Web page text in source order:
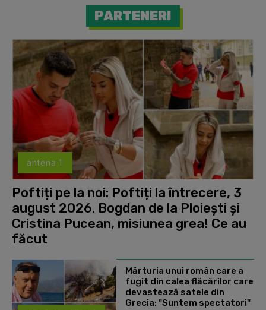
PARTENERI
antena 1
Poftiți pe la noi: Poftiți la întrecere, 3
august 2026. Bogdan de la Ploiești și
Cristina Pucean, misiunea grea! Ce au
făcut
Mărturia unui român care a
fugit din calea flăcărilor care
devastează satele din
Grecia: "Suntem spectatori"